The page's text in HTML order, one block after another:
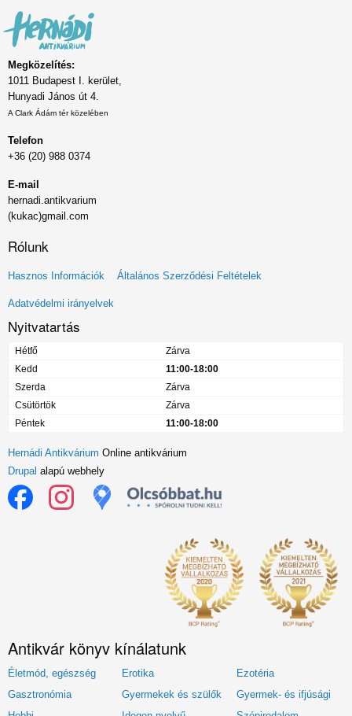
Megközelítés:
1011 Budapest I. kerület,
Hunyadi János út 4.
A Clark Ádám tér közelében
Telefon
+36 (20) 988 0374
E-mail
hernadi.antikvarium
(kukac)gmail.com
Rólunk
Lábléc
menü
Hasznos Információk Általános Szerződési Feltételek
Adatvédelmi irányelvek
Nyitvatartás
Hétfő
Zárva
Kedd
11:00-18:00
Szerda
Zárva
Csütörtök
Zárva
Péntek
11:00-18:00
Hernádi Antikvárium Online antikvárium
Drupal alapú webhely
Antikvár könyv kínálatunk
Életmód, egészség Erotika
Ezotéria
Gasztronómia
Gyermekek és szülők
Gyermek- és ifjúsági